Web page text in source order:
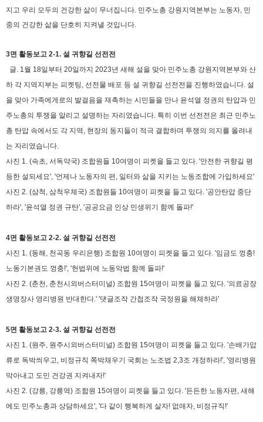
지고 우리 모두의 건강한 삶이 무너집니다. 민주노총 강원지역본부는 노동자, 민
중의 건강한 삶을 단호히 지켜낼 것입니다.
3면 활동보고 2-1. 설 귀향길 선전전
글. 1월 18일부터 20일까지 2023년 새해 설을 맞아 민주노총 강원지역본부와 산
하 각 지역지부는 피켓팅, 선전물 배포 등 설 귀향길 선전전을 진행하였습니다. 설
을 맞아 가족에게로의 발걸음을 재촉하는 시민들을 만나 윤석열 정권의 탄압과 민
주노총의 투쟁을 알리고 설명하는 자리였습니다. 특히 이번 선전전은 최근 민주노
총 탄압 속에서도 각 지역, 현장의 동지들이 적극 결합하며 투쟁의 의지를 올려내
는 자리였습니다.
사진 1. (속초, 서독약국) 조합원들 10여명이 피켓을 들고 있다. '안전한 귀향길 평
등한 설되세요', '언제나 노동자의 편, 일터와 삶을 지키는 노동조합에 가입하세요'
사진 2. (삼척, 삼척우체국) 조합원들 10여명이 피켓을 들고 있다. '공안탄압 중단
하라', '윤석열 정권 규탄', '공공요금 인상 민생위기 함께 돌파!'
4면 활동보고 2-2. 설 귀향길 선전전
사진 1. (동해, 천곡동 우리은행) 조합원 10여명이 피켓을 들고 있다. '임금도 껑충!
노동기본권도 껑충!', '헌법위에 노동악법 함께 돌파!'
사진 2. (춘천, 춘천시외버스터미널) 조합원 15여명이 피켓을 들고 있다. '의료공장
생명장사 영리병원 반대한다.' '댓글조작 간첩조작 국정원을 해체하라'
5면 활동보고 2-3. 설 귀향길 선전전
사진 1. (원주, 원주시외버스터미널) 조합원 15여명이 피켓을 들고 있다. '손배가압
류로 독박씌우고, 비정규직 쪽박채우기 국회는 노조법 2,3조 개정하라!', '영리병원
막아내고 도민 건강권 지켜내자!'
사진 2. (강릉, 강릉역) 조합원 15여명이 피켓을 들고 있다. '든든한 노동자편, 새해
에도 민주노총과 상담하세요', '다 같이 행복하게 살자! 없애자, 비정규직!'